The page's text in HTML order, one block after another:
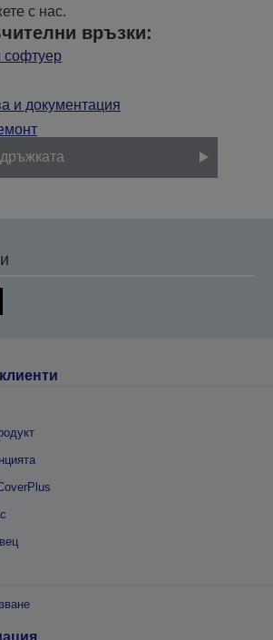
с нас.
връзки:
софтуер
и документация